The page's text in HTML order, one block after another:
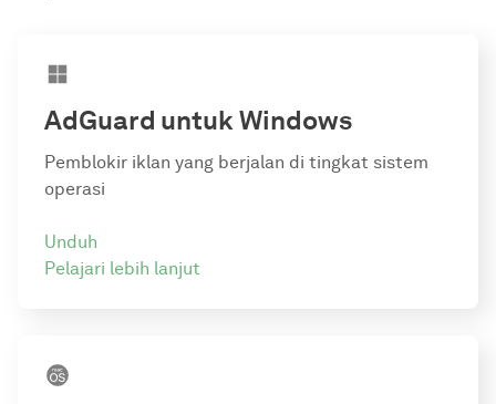
AdGuard untuk Windows
Pemblokir iklan yang berjalan di tingkat sistem
operasi
Pelajari lebih lanjut
Unduh